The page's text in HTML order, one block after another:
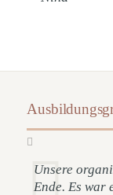
Unsere
Ende. Es war